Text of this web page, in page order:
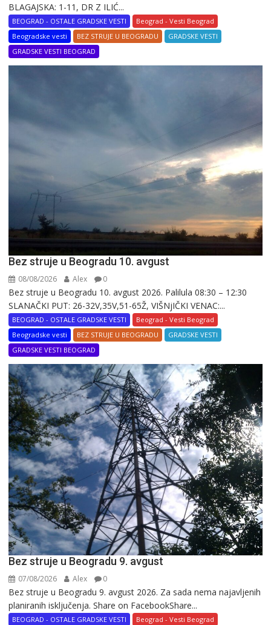
BLAGAJSKA: 1-11, DR Z ILIĆ...
BEOGRAD - OSTALE GRADSKE VESTI
Beograd - Vesti Beograd
Beogradske vesti
BEZ STRUJE U BEOGRADU
GRADSKE VESTI
GRADSKE VESTI BEOGRAD
Bez struje u Beogradu 10. avgust
08/08/2026 Alex 0
Bez struje u Beogradu 10. avgust 2026. Palilula 08:30 – 12:30
SLANAČKI PUT: 26-32V,35V,51-65Ž, VIŠNjIČKI VENAC:...
BEOGRAD - OSTALE GRADSKE VESTI
Beograd - Vesti Beograd
Beogradske vesti
BEZ STRUJE U BEOGRADU
GRADSKE VESTI
GRADSKE VESTI BEOGRAD
Bez struje u Beogradu 9. avgust
07/08/2026 Alex 0
Bez struje u Beogradu 9. avgust 2026. Za sada nema najavljenih
planiranih isključenja. Share on FacebookShare...
BEOGRAD - OSTALE GRADSKE VESTI
Beograd - Vesti Beograd